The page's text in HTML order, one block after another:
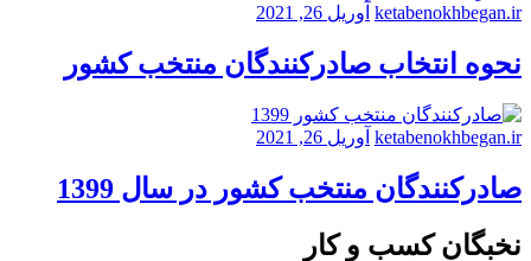
ketabenokhbegan.ir آوریل 26, 2021
نحوه انتخاب صادرکنندگان منتخب کشور
ketabenokhbegan.ir آوریل 26, 2021
صادرکنندگان منتخب کشور در سال 1399
نخبگان کسب و کار